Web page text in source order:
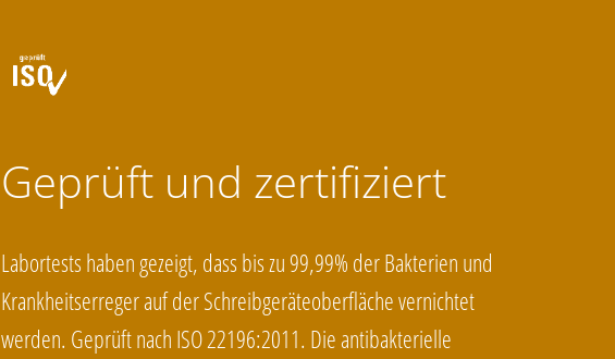
Geprüft und zertifiziert
Labortests haben gezeigt, dass bis zu 99,99% der Bakterien und
Krankheitserreger auf der Schreibgeräteoberfläche vernichtet
werden. Geprüft nach ISO 22196:2011. Die antibakterielle